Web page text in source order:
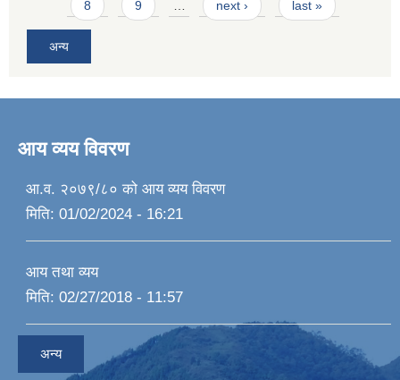
8 9 next › last »
अन्य
आय व्यय विवरण
आ.व. २०७९/८० को आय व्यय विवरण
मिति: 01/02/2024 - 16:21
आय तथा व्यय
मिति: 02/27/2018 - 11:57
अन्य